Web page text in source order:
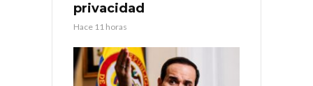
privacidad
Hace 11 horas